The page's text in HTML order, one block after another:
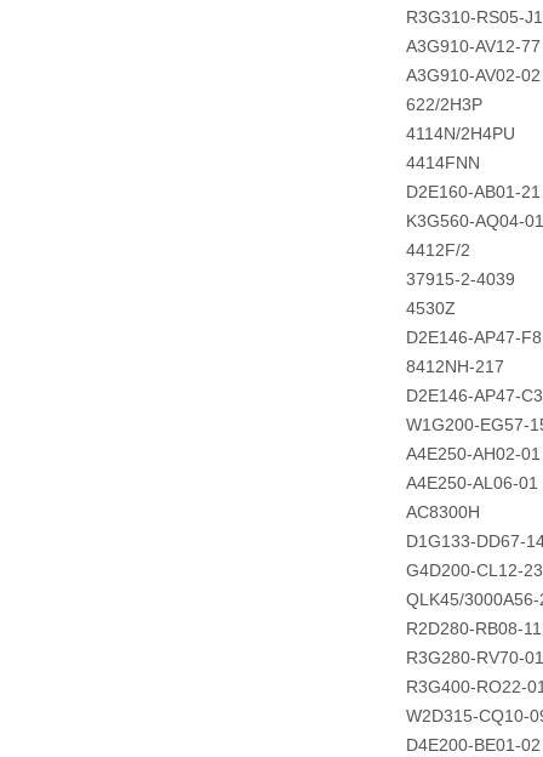
R3G310-RS05-J1
A3G910-AV12-77
A3G910-AV02-02
622/2H3P
4114N/2H4PU
4414FNN
D2E160-AB01-21
K3G560-AQ04-01
4412F/2
37915-2-4039
4530Z
D2E146-AP47-F8
8412NH-217
D2E146-AP47-C3
W1G200-EG57-
A4E250-AH02-01
A4E250-AL06-01
AC8300H
D1G133-DD67-
G4D200-CL12-23
QLK45/
R2D280-RB08-11
R3G280-RV70-01
R3G400-RO22-
W2D315-CQ10-
D4E200-BE01-02